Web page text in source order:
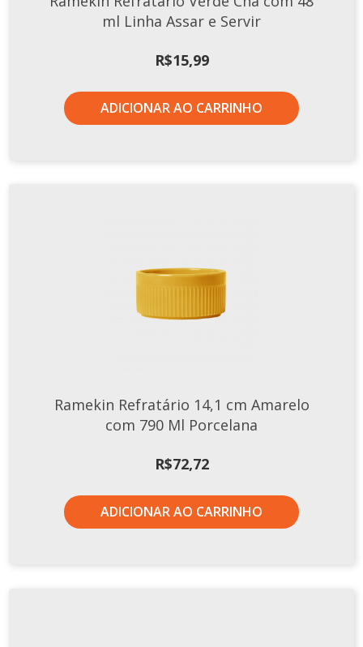
ml Linha Assar e Servir
R$15,99
ADICIONAR AO CARRINHO
Ramekin Refratário 14,1 cm Amarelo
com 790 Ml Porcelana
R$72,72
ADICIONAR AO CARRINHO